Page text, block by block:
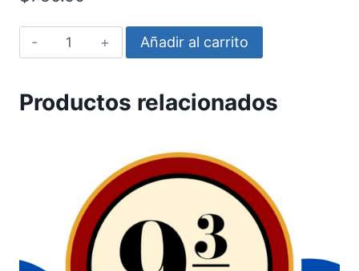
Messi
Inter
cantidad
Añadir al carrito
Productos relacionados